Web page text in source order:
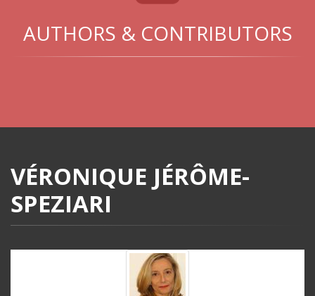
AUTHORS & CONTRIBUTORS
VÉRONIQUE JÉRÔME-
SPEZIARI